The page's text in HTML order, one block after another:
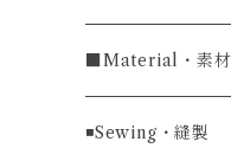
ラグ幅22mm
ラグ幅24mm
キーケース
時計ベルト
マウスパッド
コインケース
キーホルダー
ライターケース
■Material・素材
クロコダイル
◾️Sewing・縫製